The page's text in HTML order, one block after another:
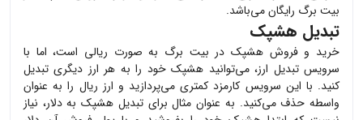
بیت برگ رایگان می‌باشد.
تبدیل هشپک
خرید و فروش هشپک در بیت برگ به صورت ریالی است، اما با
سرویس تبدیل ارز، می‌توانید هشپکخود را به هر ارز دیگری تبدیل
کنید. با این سرویس کارمزد کمتری می‌پردازید و ارز ریال را به عنوان
واسطه حذف می‌کنید. به عنوان مثال برای تبدیل هشپکبه دلار، نیاز